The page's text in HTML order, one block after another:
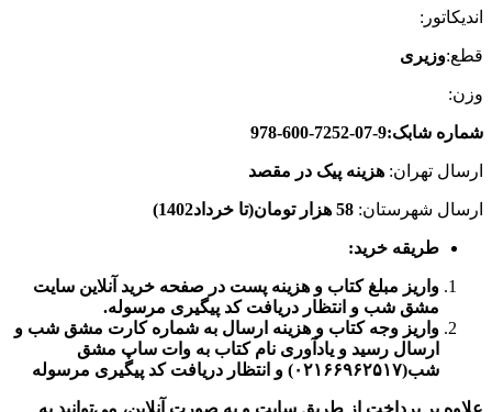
اندیکاتور:
قطع:وزیری
وزن:
شماره شابک:9-07-7252-600-978
ارسال تهران: هزینه پیک در مقصد
ارسال شهرستان: 58 هزار تومان(تا خرداد1402)
طریقه خرید:
واریز مبلغ کتاب و هزینه پست در صفحه خرید آنلاین سایت
مشق شب و انتظار دریافت کد پیگیری مرسوله.
واریز وجه کتاب و هزینه ارسال به شماره کارت مشق شب و
ارسال رسید و یادآوری نام کتاب به وات ساپ مشق
شب(۰۲۱۶۶۹۶۲۵۱۷) و انتظار دریافت کد پیگیری مرسوله
علاوه بر پرداخت از طریق سایت و به صورت آنلاین، می‌توانید به